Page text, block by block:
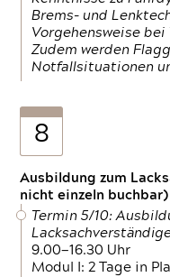
Brems- und
Vorgehensweise
Zudem werden
Notfallsituationen
8
Ausbildung zum
nicht einzeln buchbar)
Termin 5/10:
9.00—16.30 Uhr
Modul I: 2 Tage in